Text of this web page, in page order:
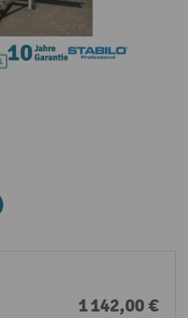
1 142,00 €